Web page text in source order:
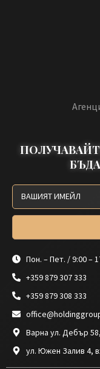
Пон. – Пет. / 9:00 –
+359 879 307 333
+359 879 308 333
Варна ул. Дебър
ул. Южен Залив 4,